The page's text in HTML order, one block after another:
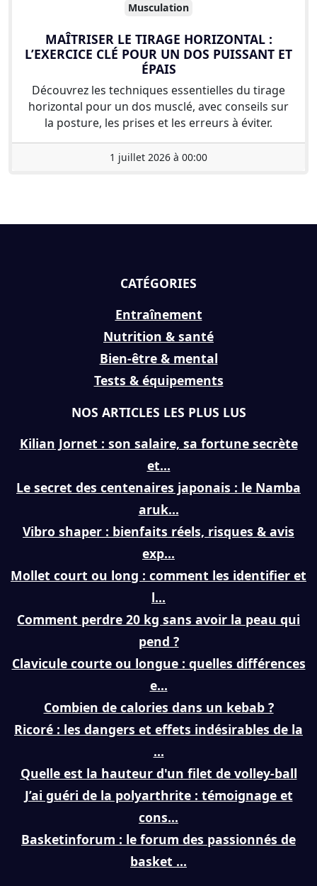
Musculation
MAÎTRISER LE TIRAGE HORIZONTAL :
L’EXERCICE CLÉ POUR UN DOS PUISSANT ET
ÉPAIS
Découvrez les techniques essentielles du tirage
horizontal pour un dos musclé, avec conseils sur
la posture, les prises et les erreurs à éviter.
1 juillet 2026 à 00:00
CATÉGORIES
Entraînement
Nutrition & santé
Bien-être & mental
Tests & équipements
NOS ARTICLES LES PLUS LUS
Kilian Jornet : son salaire, sa fortune secrète
et...
Le secret des centenaires japonais : le Namba
aruk...
Vibro shaper : bienfaits réels, risques & avis
exp...
Mollet court ou long : comment les identifier et
l...
Comment perdre 20 kg sans avoir la peau qui
pend ?
Clavicule courte ou longue : quelles différences
e...
Combien de calories dans un kebab ?
Ricoré : les dangers et effets indésirables de la
...
Quelle est la hauteur d'un filet de volley-ball
J’ai guéri de la polyarthrite : témoignage et
cons...
Basketinforum : le forum des passionnés de
basket ...